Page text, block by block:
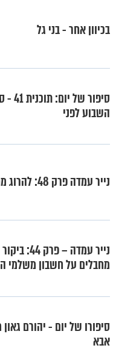
בכיוון אחר - בני גל
סיפור
השבוע לפני
נייר עמדה פרק 48: להרוג מחבלים או לא?
נייר עמדה –
מחבלים על חשבון משלמי
סיפורו של יום - יהורם
אבא